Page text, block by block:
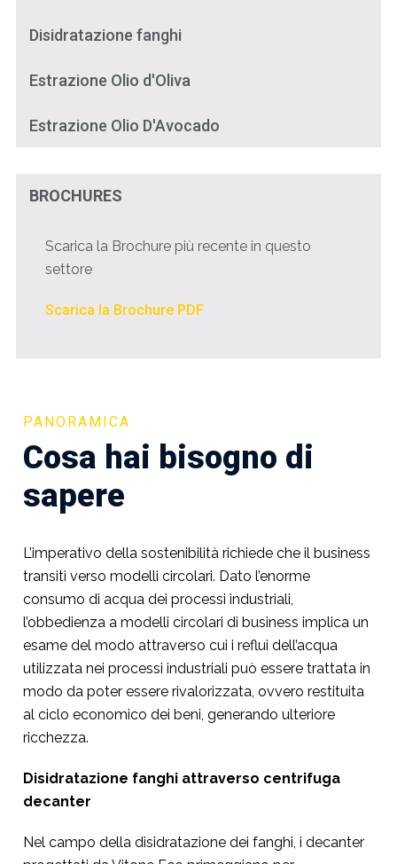
PANORAMICA
Cosa hai bisogno di
sapere
L’imperativo della sostenibilità richiede che il business
transiti verso modelli circolari. Dato l’enorme
consumo di acqua dei processi industriali,
l’obbedienza a modelli circolari di business implica un
esame del modo attraverso cui i reflui dell’acqua
utilizzata nei processi industriali può essere trattata in
modo da poter essere rivalorizzata, ovvero restituita
al ciclo economico dei beni, generando ulteriore
ricchezza.
Disidratazione fanghi attraverso centrifuga
decanter
Nel campo della disidratazione dei fanghi, i decanter
Disidratazione fanghi
Estrazione Olio d'Oliva
Estrazione Olio D'Avocado
BROCHURES
Scarica la Brochure più recente in questo
settore
Scarica la Brochure PDF